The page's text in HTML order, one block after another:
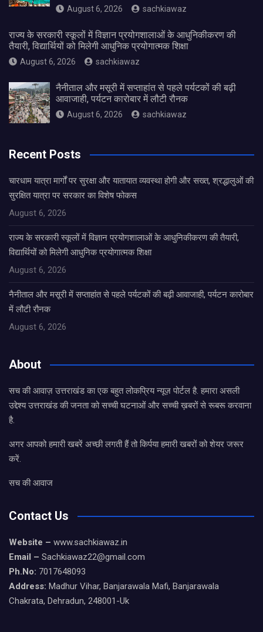
August 6, 2026 sachkiawaz
राज्य के सरकारी स्कूलों में विज्ञान प्रयोगशालाओं के आधुनिकीकरण की
तैयारी, विद्यार्थियों को मिलेगी आधुनिक प्रयोगात्मक शिक्षा
August 6, 2026 sachkiawaz
नैनीताल और मसूरी में सप्ताहांत से पहले पर्यटकों की बढ़ी
आवाजाही, पर्यटन कारोबार में लौटी रौनक
August 6, 2026 sachkiawaz
Recent Posts
चारधाम यात्रा मार्गों पर सुरक्षा और यातायात व्यवस्था होगी और सख्त, श्रद्धालुओं की
सुरक्षित यात्रा पर सरकार का विशेष फोकस
August 6, 2026
राज्य के सरकारी स्कूलों में विज्ञान प्रयोगशालाओं के आधुनिकीकरण की तैयारी,
विद्यार्थियों को मिलेगी आधुनिक प्रयोगात्मक शिक्षा
August 6, 2026
नैनीताल और मसूरी में सप्ताहांत से पहले पर्यटकों की बढ़ी आवाजाही, पर्यटन कारोबार
में लौटी रौनक
August 6, 2026
About
सच की आवाज़ उत्तराखंड का एक बहुत लोकप्रिय न्यूज़ पोर्टल है. हमारा असली
उद्देश्य उत्तराखंड की जनता को सच्ची घटनाओं और सच्ची ख़बरों से रूबरू करवाना
है.
अगर आपको हमारी खबरें अच्छी लगती हैं तो किर्पया हमारी खबरों को शेयर जरूर
करें.
सच की आवाज
Contact Us
Website – www.sachkiawaz.in
Email – Sachkiawaz22@gmail.com
Ph.No: 7017648093
Address: Madhur Vihar, Banjarawala Mafi, Banjarawala
Chakrata, Dehradun, 248001-Uk